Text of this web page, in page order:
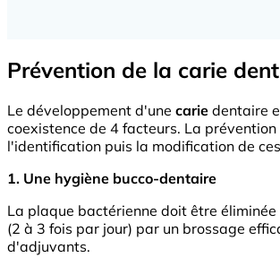
Prévention de la carie
Le développement d'une carie dentaire
coexistence de 4 facteurs. La
l'identification puis la modification de
1. Une hygiène bucco-dentaire
La plaque bactérienne doit être
(2 à 3 fois par jour) par un brossage
d'adjuvants.